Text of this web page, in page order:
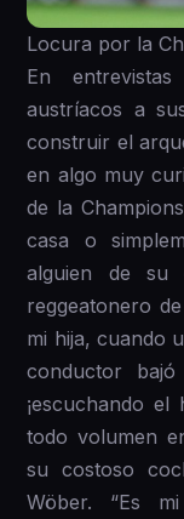
Locura por la
En
austríacos a
construir el
en algo muy
de la
casa o
alguien de
reggeatonero
mi hija, cuando
conductor
¡escuchando
todo volumen
su costoso
Wöber. “Es